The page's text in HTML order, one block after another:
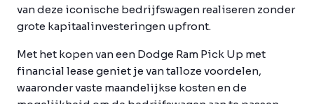
van deze iconische bedrijfswagen realiseren zonder
grote kapitaalinvesteringen upfront.
Met het kopen van een Dodge Ram Pick Up met
financial lease geniet je van talloze voordelen,
waaronder vaste maandelijkse kosten en de